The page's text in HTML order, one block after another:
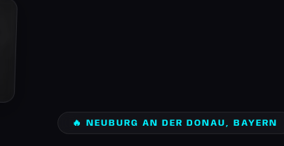
🔥 NEUBURG AN DER DONAU, BAYERN